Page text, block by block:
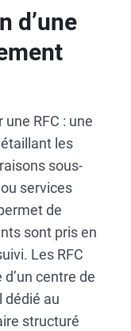
d’une
RFC : une
les
sous-
services
de
sont pris en
Les RFC
centre de
dédié au
structuré